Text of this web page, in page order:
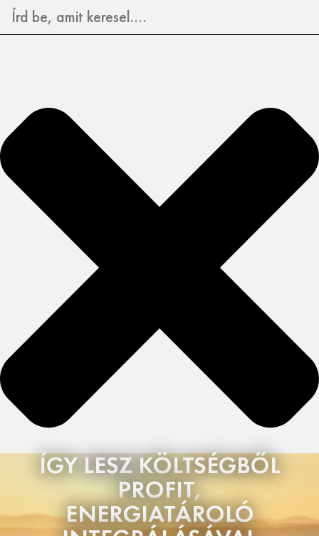
ÍGY LESZ KÖLTSÉGBŐL
PROFIT,
ENERGIATÁROLÓ